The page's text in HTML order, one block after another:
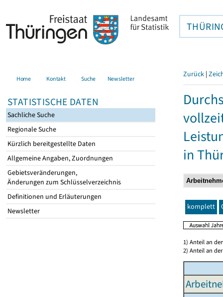
Home Kontakt Suche Newsletter
STATISTISCHE DATEN
Sachliche Suche
Regionale Suche
Kürzlich bereitgestellte Daten
Allgemeine Angaben, Zuordnungen
Gebietsveränderungen,
Änderungen zum Schlüsselverzeichnis
Definitionen und Erläuterungen
Newsletter
Zurück |
in
komplett
1) Anteil an
2) Anteil an